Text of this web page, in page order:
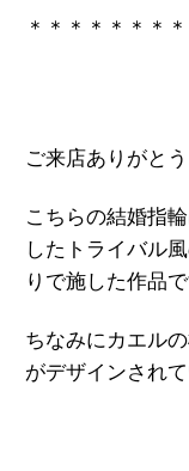
＊＊＊＊＊＊＊
ご来店ありがとう
こちらの結婚指
したトライバル
りで施した作品で
ちなみにカエル
がデザインされて